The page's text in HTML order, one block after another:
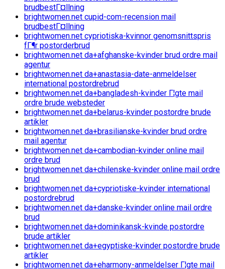
brudbestГ¤llning
brightwomen.net cupid-com-recension mail
brudbestГ¤llning
brightwomen.net cypriotiska-kvinnor genomsnittspris
fГ¶r postorderbrud
brightwomen.net da+afghanske-kvinder brud ordre mail
agentur
brightwomen.net da+anastasia-date-anmeldelser
international postordrebrud
brightwomen.net da+bangladesh-kvinder Г¦gte mail
ordre brude websteder
brightwomen.net da+belarus-kvinder postordre brude
artikler
brightwomen.net da+brasilianske-kvinder brud ordre
mail agentur
brightwomen.net da+cambodian-kvinder online mail
ordre brud
brightwomen.net da+chilenske-kvinder online mail ordre
brud
brightwomen.net da+cypriotiske-kvinder international
postordrebrud
brightwomen.net da+danske-kvinder online mail ordre
brud
brightwomen.net da+dominikansk-kvinde postordre
brude artikler
brightwomen.net da+egyptiske-kvinder postordre brude
artikler
brightwomen.net da+eharmony-anmeldelser Г¦gte mail